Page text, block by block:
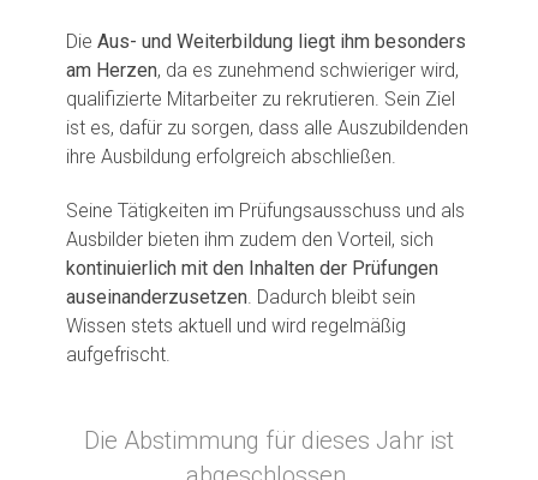
Die Aus- und Weiterbildung liegt ihm besonders
am Herzen, da es zunehmend schwieriger wird,
qualifizierte Mitarbeiter zu rekrutieren. Sein Ziel
ist es, dafür zu sorgen, dass alle Auszubildenden
ihre Ausbildung erfolgreich abschließen.
Seine Tätigkeiten im Prüfungsausschuss und als
Ausbilder bieten ihm zudem den Vorteil, sich
kontinuierlich mit den Inhalten der Prüfungen
auseinanderzusetzen. Dadurch bleibt sein
Wissen stets aktuell und wird regelmäßig
aufgefrischt.
Die Abstimmung für dieses Jahr ist